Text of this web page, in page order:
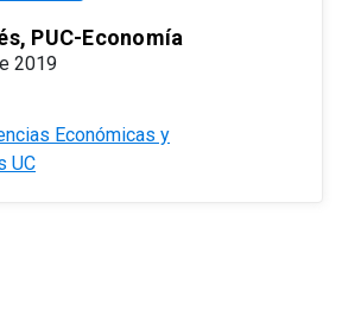
PUC-Economía
2019
Económicas y
UC